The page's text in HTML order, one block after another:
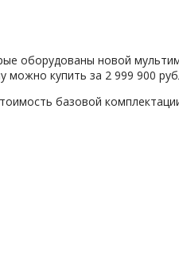
оборудованы новой
можно купить за 2 999 900
базовой